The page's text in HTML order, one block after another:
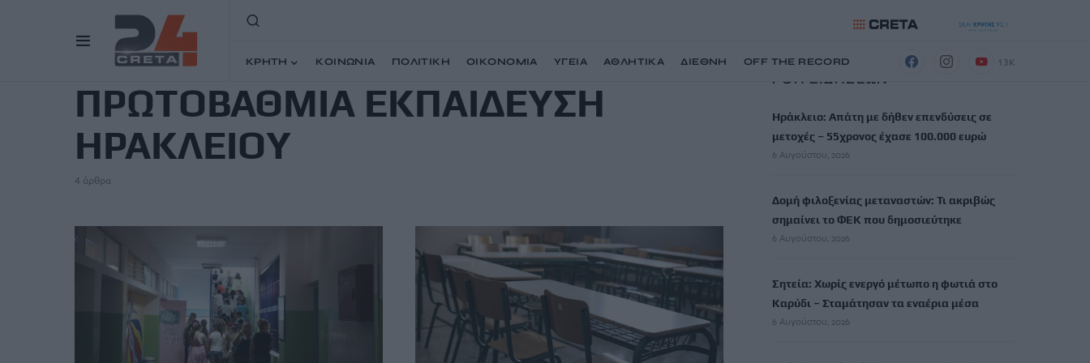
ΚΡΗΤΗ ΚΟΙΝΩΝΙΑ ΠΟΛΙΤΙΚΗ ΟΙΚΟΝΟΜΙΑ ΥΓΕΙΑ ΑΘΛΗΤΙΚΑ ΔΙΕΘΝΗ OFF THE RECORD 13K
ΠΡΩΤΟΒΑΘΜΙΑ ΕΚΠΑΙΔΕΥΣΗ
ΗΡΑΚΛΕΙΟΥ
4 άρθρα
ΡΟΗ ΕΙΔΗΣΕΩΝ
Ηράκλειο: Απάτη με δήθεν επενδύσεις σε
μετοχές – 55χρονος έχασε 100.000 ευρώ
6 Αυγούστου, 2026
Δομή φιλοξενίας μεταναστών: Τι ακριβώς
σημαίνει το ΦΕΚ που δημοσιεύτηκε
6 Αυγούστου, 2026
Σητεία: Χωρίς ενεργό μέτωπο η φωτιά στο
Καρύδι – Σταμάτησαν τα εναέρια μέσα
6 Αυγούστου, 2026